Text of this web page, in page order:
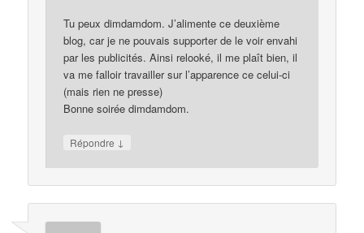
Tu peux dimdamdom. J’alimente ce deuxième
blog, car je ne pouvais supporter de le voir envahi
par les publicités. Ainsi relooké, il me plaît bien, il
va me falloir travailler sur l’apparence ce celui-ci
(mais rien ne presse)
Bonne soirée dimdamdom.
Répondre ↓